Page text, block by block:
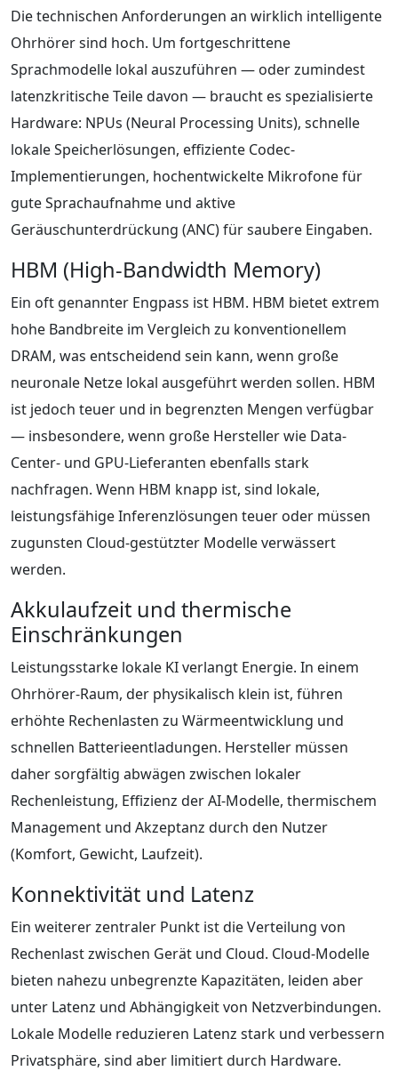
Die technischen Anforderungen an wirklich intelligente
Ohrhörer sind hoch. Um fortgeschrittene
Sprachmodelle lokal auszuführen — oder zumindest
latenzkritische Teile davon — braucht es spezialisierte
Hardware: NPUs (Neural Processing Units), schnelle
lokale Speicherlösungen, effiziente Codec-
Implementierungen, hochentwickelte Mikrofone für
gute Sprachaufnahme und aktive
Geräuschunterdrückung (ANC) für saubere Eingaben.
HBM (High-Bandwidth Memory)
Ein oft genannter Engpass ist HBM. HBM bietet extrem
hohe Bandbreite im Vergleich zu konventionellem
DRAM, was entscheidend sein kann, wenn große
neuronale Netze lokal ausgeführt werden sollen. HBM
ist jedoch teuer und in begrenzten Mengen verfügbar
— insbesondere, wenn große Hersteller wie Data-
Center- und GPU-Lieferanten ebenfalls stark
nachfragen. Wenn HBM knapp ist, sind lokale,
leistungsfähige Inferenzlösungen teuer oder müssen
zugunsten Cloud-gestützter Modelle verwässert
werden.
Akkulaufzeit und thermische
Einschränkungen
Leistungsstarke lokale KI verlangt Energie. In einem
Ohrhörer-Raum, der physikalisch klein ist, führen
erhöhte Rechenlasten zu Wärmeentwicklung und
schnellen Batterieentladungen. Hersteller müssen
daher sorgfältig abwägen zwischen lokaler
Rechenleistung, Effizienz der AI-Modelle, thermischem
Management und Akzeptanz durch den Nutzer
(Komfort, Gewicht, Laufzeit).
Konnektivität und Latenz
Ein weiterer zentraler Punkt ist die Verteilung von
Rechenlast zwischen Gerät und Cloud. Cloud-Modelle
bieten nahezu unbegrenzte Kapazitäten, leiden aber
unter Latenz und Abhängigkeit von Netzverbindungen.
Lokale Modelle reduzieren Latenz stark und verbessern
Privatsphäre, sind aber limitiert durch Hardware.